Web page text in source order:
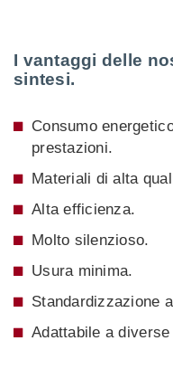
I vantaggi delle
sintesi.
Consumo
prestazioni.
Materiali di alta
Alta efficienza.
Molto silenzioso.
Usura minima.
Standardizzazione
Adattabile a